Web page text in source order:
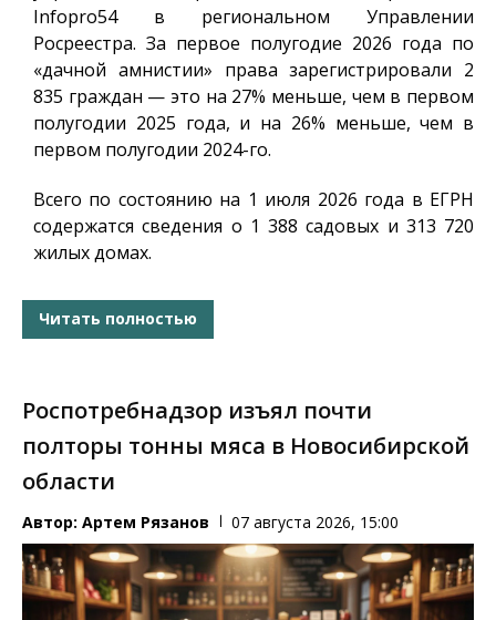
Infopro54в региональном Управлении
Росреестра. За первое полугодие 2026 года по
«дачной амнистии» права зарегистрировали 2
835 граждан — это на 27% меньше, чем в первом
полугодии 2025 года, и на 26% меньше, чем в
первом полугодии 2024-го.
Всего по состоянию на 1 июля 2026 года в ЕГРН
содержатся сведения о 1 388 садовых и 313 720
жилых домах.
Читать полностью
Роспотребнадзор изъял почти
полторы тонны мяса в Новосибирской
области
Автор: Артем Рязанов 07 августа 2026, 15:00